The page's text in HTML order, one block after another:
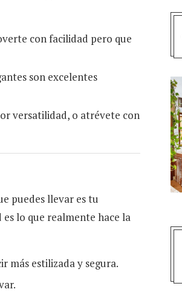
con facilidad pero que
son excelentes
versatilidad, o atrévete con
puedes llevar es tu
lo que realmente hace la
más estilizada y segura.